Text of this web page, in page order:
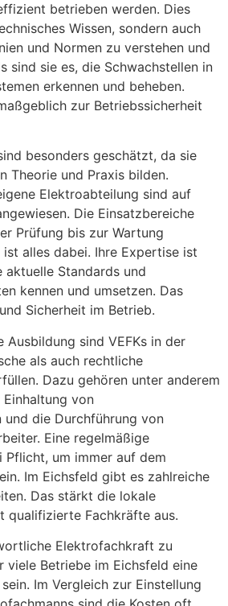
betrieben werden. Dies
Wissen, sondern auch
und Normen zu verstehen und
sind sie es, die Schwachstellen in
erkennen und beheben.
zur Betriebssicherheit
besonders geschätzt, da sie
Theorie und Praxis bilden.
Elektroabteilung sind auf
Die Einsatzbereiche
Prüfung bis zur Wartung
alles dabei. Ihre Expertise ist
aktuelle Standards und
kennen und umsetzen. Das
Sicherheit im Betrieb.
Ausbildung sind VEFKs in der
als auch rechtliche
Dazu gehören unter anderem
von
und die Durchführung von
Eine regelmäßige
um immer auf dem
Im Eichsfeld gibt es zahlreiche
Das stärkt die lokale
qualifizierte Fachkräfte aus.
Elektrofachkraft zu
viele Betriebe im Eichsfeld eine
Im Vergleich zur Einstellung